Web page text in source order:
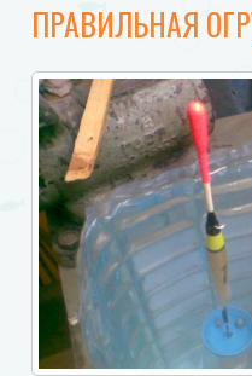
ПРАВИЛЬНАЯ